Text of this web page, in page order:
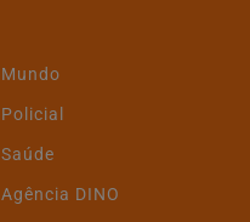
Mundo
Policial
Saúde
Agência DINO